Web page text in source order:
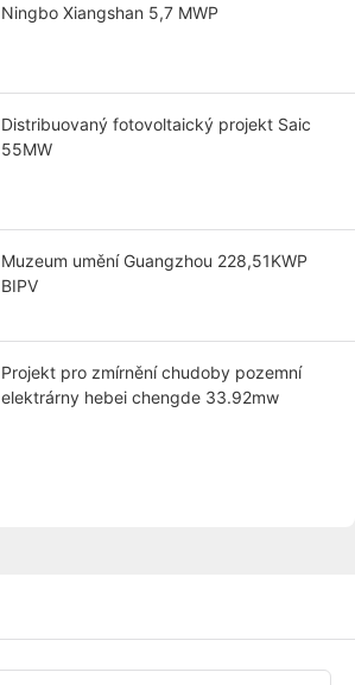
Ningbo Xiangshan 5,7 MWP
Distribuovaný fotovoltaický projekt Saic
55MW
Muzeum umění Guangzhou 228,51KWP
BIPV
Projekt pro zmírnění chudoby pozemní
elektrárny hebei chengde 33.92mw